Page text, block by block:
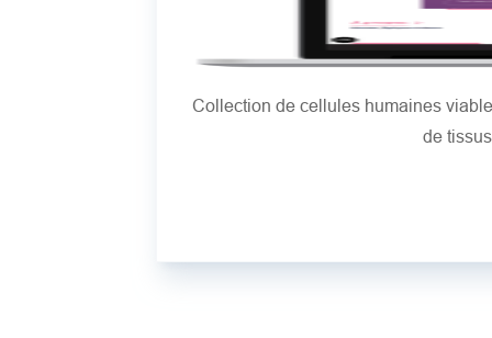
Collection de cellules humaines
de